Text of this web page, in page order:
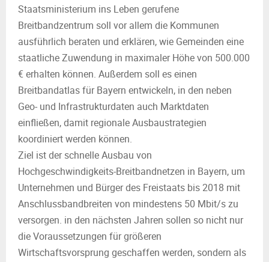
Staatsministerium ins Leben gerufene
Breitbandzentrum soll vor allem die Kommunen
ausführlich beraten und erklären, wie Gemeinden eine
staatliche Zuwendung in maximaler Höhe von 500.000
€ erhalten können. Außerdem soll es einen
Breitbandatlas für Bayern entwickeln, in den neben
Geo- und Infrastrukturdaten auch Marktdaten
einfließen, damit regionale Ausbaustrategien
koordiniert werden können.
Ziel ist der schnelle Ausbau von
Hochgeschwindigkeits-Breitbandnetzen in Bayern, um
Unternehmen und Bürger des Freistaats bis 2018 mit
Anschlussbandbreiten von mindestens 50 Mbit/s zu
versorgen. in den nächsten Jahren sollen so nicht nur
die Voraussetzungen für größeren
Wirtschaftsvorsprung geschaffen werden, sondern als